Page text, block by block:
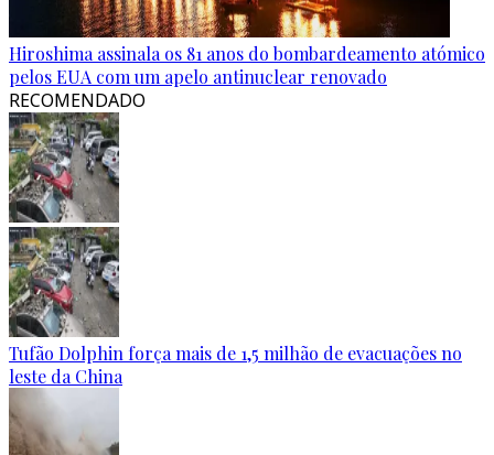
Hiroshima assinala os 81 anos do bombardeamento atómico
pelos EUA com um apelo antinuclear renovado
RECOMENDADO
Tufão Dolphin força mais de 1,5 milhão de evacuações no
leste da China